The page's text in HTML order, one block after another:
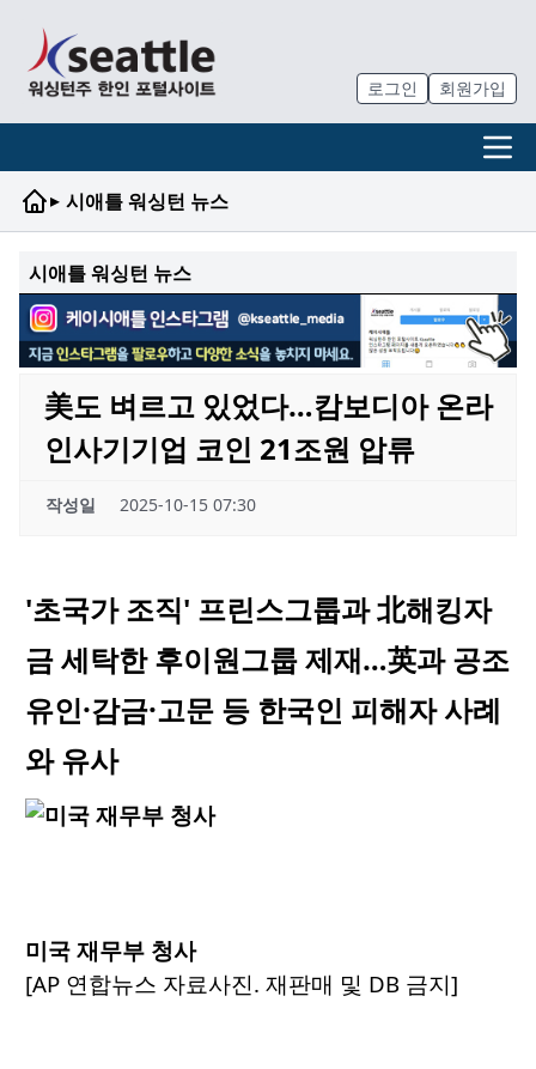
로그인 회원가입
▸ 시애틀 워싱턴 뉴스
시애틀 워싱턴 뉴스
美도 벼르고 있었다…캄보디아 온라
인사기기업 코인 21조원 압류
작성일 2025-10-15 07:30
'초국가 조직' 프린스그룹과 北해킹자
금 세탁한 후이원그룹 제재…英과 공조
유인·감금·고문 등 한국인 피해자 사례
와 유사
미국 재무부 청사
[AP 연합뉴스 자료사진. 재판매 및 DB 금지]